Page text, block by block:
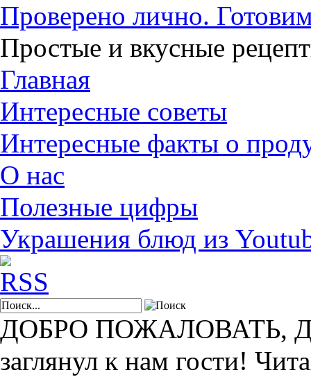
Проверено лично.
Простые и вкусные
Главная
Интересные советы
Интересные факты о
О нас
Полезные цифры
Украшения блюд из
ДОБРО ПОЖАЛОВАТЬ,
заглянул к нам гости!